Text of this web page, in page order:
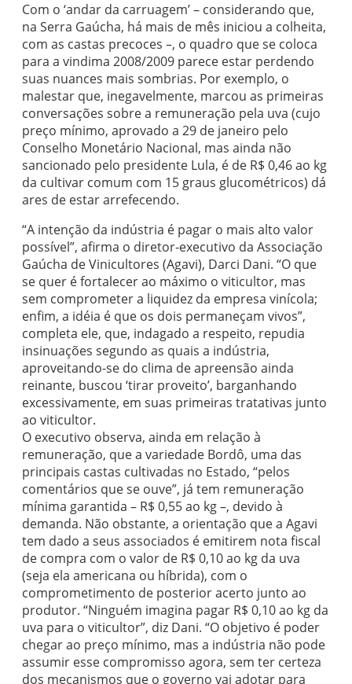
Com o ‘andar da carruagem’ – considerando que,
na Serra Gaúcha, há mais de mês iniciou a colheita,
com as castas precoces –, o quadro que se coloca
para a vindima 2008/2009 parece estar perdendo
suas nuances mais sombrias. Por exemplo, o
malestar que, inegavelmente, marcou as primeiras
conversações sobre a remuneração pela uva (cujo
preço mínimo, aprovado a 29 de janeiro pelo
Conselho Monetário Nacional, mas ainda não
sancionado pelo presidente Lula, é de R$ 0,46 ao kg
da cultivar comum com 15 graus glucométricos) dá
ares de estar arrefecendo.
“A intenção da indústria é pagar o mais alto valor
possível”, afirma o diretor-executivo da Associação
Gaúcha de Vinicultores (Agavi), Darci Dani. “O que
se quer é fortalecer ao máximo o viticultor, mas
sem comprometer a liquidez da empresa vinícola;
enfim, a idéia é que os dois permaneçam vivos”,
completa ele, que, indagado a respeito, repudia
insinuações segundo as quais a indústria,
aproveitando-se do clima de apreensão ainda
reinante, buscou ‘tirar proveito’, barganhando
excessivamente, em suas primeiras tratativas junto
ao viticultor.
O executivo observa, ainda em relação à
remuneração, que a variedade Bordô, uma das
principais castas cultivadas no Estado, “pelos
comentários que se ouve”, já tem remuneração
mínima garantida – R$ 0,55 ao kg –, devido à
demanda. Não obstante, a orientação que a Agavi
tem dado a seus associados é emitirem nota fiscal
de compra com o valor de R$ 0,10 ao kg da uva
(seja ela americana ou híbrida), com o
comprometimento de posterior acerto junto ao
produtor. “Ninguém imagina pagar R$ 0,10 ao kg da
uva para o viticultor”, diz Dani. “O objetivo é poder
chegar ao preço mínimo, mas a indústria não pode
assumir esse compromisso agora, sem ter certeza
dos mecanismos que o governo vai adotar para